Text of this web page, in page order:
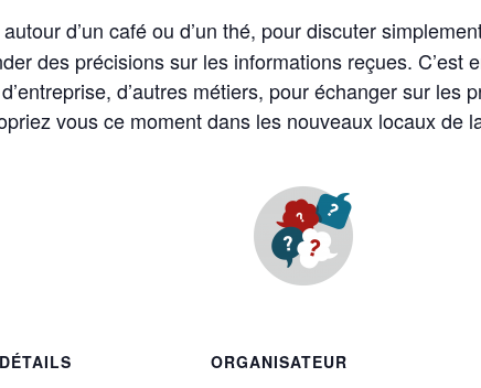
autour d’un café ou d’un thé, pour discuter
des précisions sur les informations reçues. C’est
d’autres métiers, pour échanger sur
vous ce moment dans les nouveaux locaux de
DÉTAILS
ORGANISATEUR